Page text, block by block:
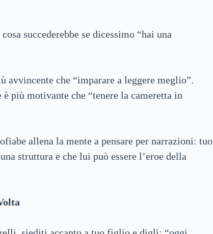
succederebbe se dicessimo “hai una
avvincente che “imparare a leggere meglio”.
più motivante che “tenere la cameretta in
allena la mente a pensare per narrazioni: tuo
struttura e che lui può essere l’eroe della